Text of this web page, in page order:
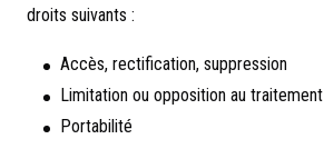
droits suivants :
Accès, rectification, suppression
Limitation ou opposition au traitement
Portabilité